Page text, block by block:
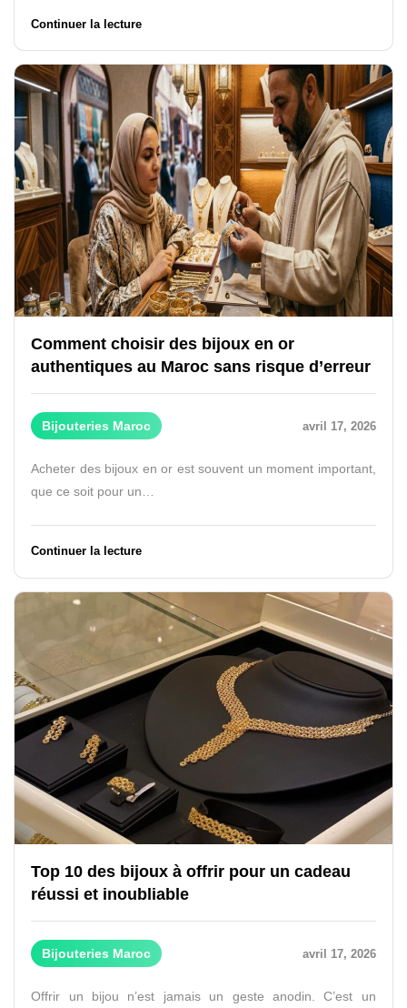
Continuer la lecture
Comment choisir des bijoux en or
authentiques au Maroc sans risque d’erreur
Bijouteries Maroc avril 17, 2026
Acheter des bijoux en or est souvent un moment important,
que ce soit pour un…
Continuer la lecture
Top 10 des bijoux à offrir pour un cadeau
réussi et inoubliable
Bijouteries Maroc avril 17, 2026
Offrir un bijou n’est jamais un geste anodin. C’est un